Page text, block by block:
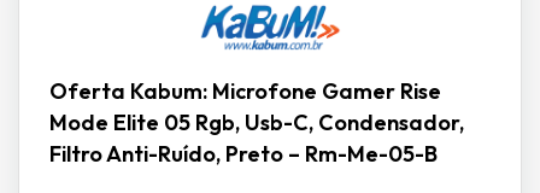
Oferta Kabum: Microfone Gamer Rise
Mode Elite 05 Rgb, Usb-C, Condensador,
Filtro Anti-Ruído, Preto – Rm-Me-05-B